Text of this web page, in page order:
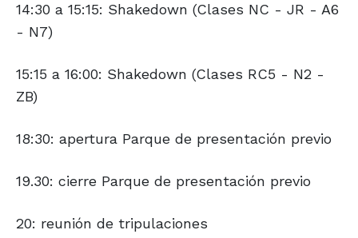
14:30 a 15:15: Shakedown (Clases NC - JR - A6
- N7)
15:15 a 16:00: Shakedown (Clases RC5 - N2 -
ZB)
18:30: apertura Parque de presentación previo
19.30: cierre Parque de presentación previo
20: reunión de tripulaciones